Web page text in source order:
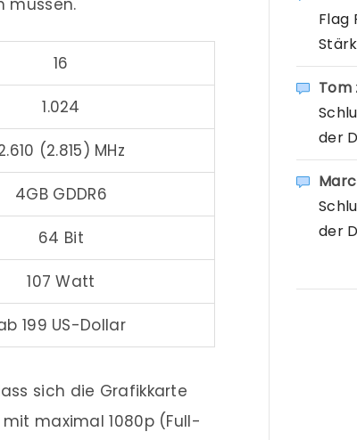
müssen.
16
1.024
(2.815) MHz
4GB GDDR6
64 Bit
107 Watt
199 US-Dollar
sich die Grafikkarte
maximal 1080p (Full-
Flag
Tom
der
Marc
der